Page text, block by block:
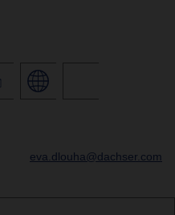
eva.dlouha@dachser.com